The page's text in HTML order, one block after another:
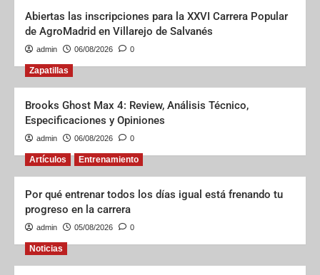
Abiertas las inscripciones para la XXVI Carrera Popular
de AgroMadrid en Villarejo de Salvanés
admin 06/08/2026 0
Zapatillas
Brooks Ghost Max 4: Review, Análisis Técnico,
Especificaciones y Opiniones
admin 06/08/2026 0
Artículos Entrenamiento
Por qué entrenar todos los días igual está frenando tu
progreso en la carrera
admin 05/08/2026 0
Noticias